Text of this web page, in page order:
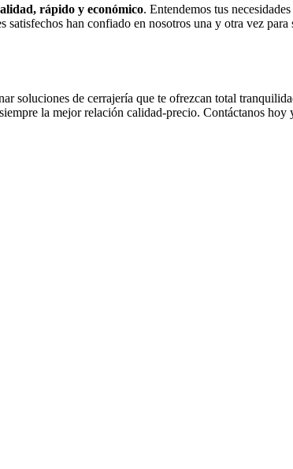
rápido y económico. Entendemos tus
han confiado en nosotros una y otra vez
soluciones de cerrajería que te ofrezcan total
la mejor relación calidad-precio. Contáctanos hoy